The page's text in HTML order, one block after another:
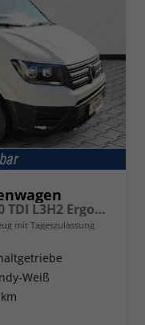
Kasten 35 mittellang FWD 2.0 TDI L3H2 ErgoActive AppCon
mit Tageszulassung
Weiß